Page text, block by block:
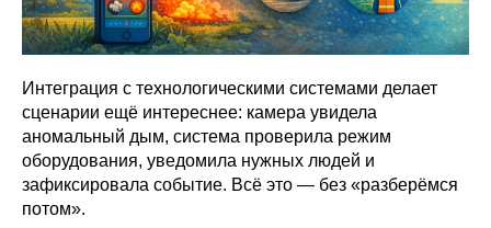
Интеграция с технологическими системами делает
сценарии ещё интереснее: камера увидела
аномальный дым, система проверила режим
оборудования, уведомила нужных людей и
зафиксировала событие. Всё это — без «разберёмся
потом».